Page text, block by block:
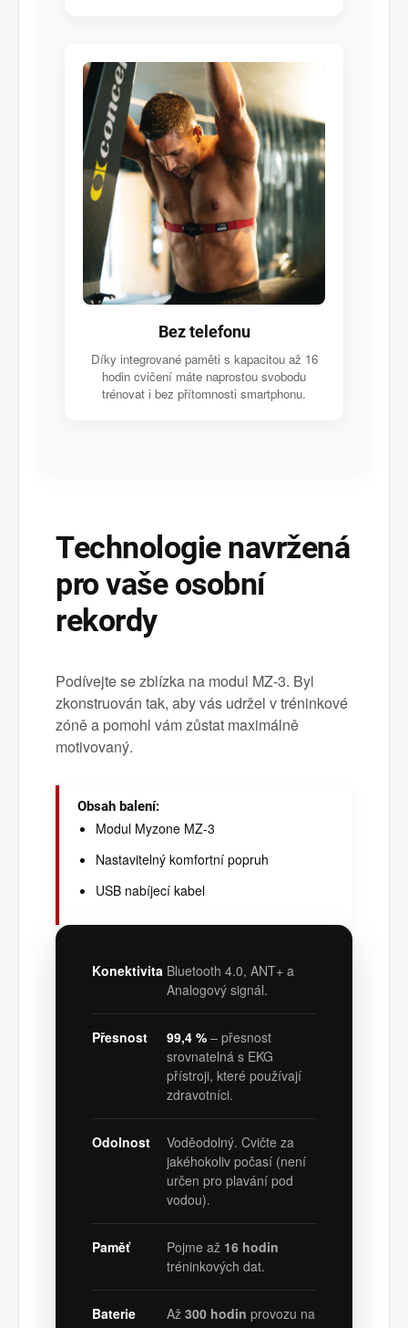
Bez telefonu
Díky integrované paměti s kapacitou až 16
hodin cvičení máte naprostou svobodu
trénovat i bez přítomnosti smartphonu.
Technologie navržená
pro vaše osobní
rekordy
Podívejte se zblízka na modul MZ-3. Byl
zkonstruován tak, aby vás udržel v tréninkové
zóně a pomohl vám zůstat maximálně
motivovaný.
Obsah balení:
Modul Myzone MZ-3
Nastavitelný komfortní popruh
USB nabíjecí kabel
Konektivita Bluetooth 4.0, ANT+ a
Analogový signál.
Přesnost 99,4 % – přesnost
srovnatelná s EKG
přístroji, které používají
zdravotníci.
Odolnost
Voděodolný. Cvičte za
jakéhokoliv počasí (není
určen pro plavání pod
vodou).
Paměť Pojme až 16 hodin
tréninkových dat.
Baterie Až 300 hodin provozu na